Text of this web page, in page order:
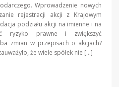
Wprowadzenie nowych
rejestracji akcji z Krajowym
podziału akcji na imienne i na
ryzyko prawne i zwiększyć
zmian w przepisach o akcjach?
że wiele spółek nie […]